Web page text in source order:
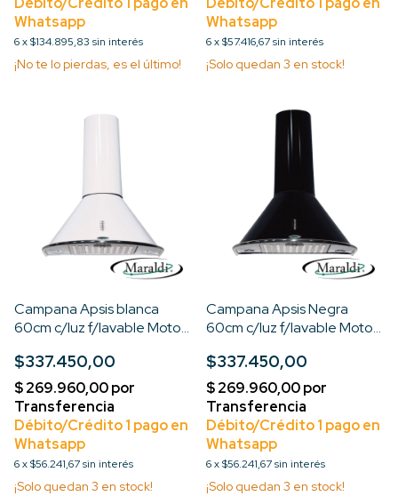
6x$134.895,83 sin interés
¡No te lo pierdas, es el último!
6x$57.416,67sin interés
¡Solo quedan 3 en stock!
Campana Apsis blanca
60cm c/luz f/lavable Motor
$337.450,00
6x$56.241,67sin interés
¡Solo quedan 3 en stock!
Campana Apsis Negra
60cm c/luz f/lavable Motor
$337.450,00
6x$56.241,67sin interés
¡Solo quedan 3 en stock!